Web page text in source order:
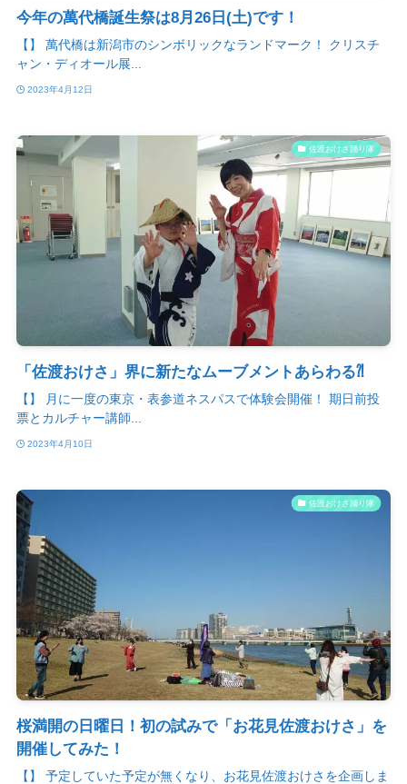
今年の萬代橋誕生祭は8月26日(土)です！
【】 萬代橋は新潟市のシンボリックなランドマーク！ クリスチ
ャン・ディオール展...
2023年4月12日
佐渡おけさ踊り隊
「佐渡おけさ」界に新たなムーブメントあらわる⁈
【】 月に一度の東京・表参道ネスパスで体験会開催！ 期日前投
票とカルチャー講師...
2023年4月10日
佐渡おけさ踊り隊
桜満開の日曜日！初の試みで「お花見佐渡おけさ」を
開催してみた！
【】 予定していた予定が無くなり、お花見佐渡おけさを企画しま